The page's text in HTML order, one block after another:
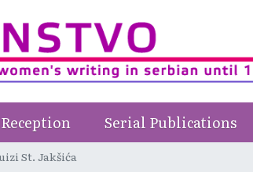
Reception Serial Publications
St. Jakšića